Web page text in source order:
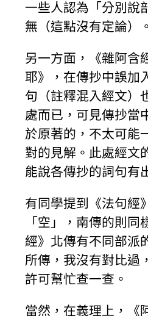
一些人認為「分別說
無（這點沒有定論）。
另一方面，《雜阿含
耶》，在傳抄中誤加
句（註釋混入經文）
處而已，可見傳抄當
於原著的，不太可能
對的見解。此處經文
能說各傳抄的詞句有
有同學提到《法句經
「空」，南傳的則
經》北傳有不同部派
所傳，我沒有對比過
許可幫忙查一查。
當然，在義理上，《